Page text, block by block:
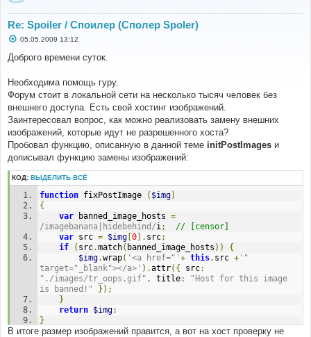
Re: Spoiler / Споилер (Сполер Spoler)
С
о
б
е
н
и
е
05.05.2009 13:12
Доброго времени суток.
Необходима помощь гуру.
Форум стоит в локальной сети на несколько тысяч человек без
внешнего доступа. Есть свой хостинг изображений.
Заинтересовал вопрос, как можно реализовать замену внешних
изображений, которые идут не разрешенного хоста?
Пробовал функцию, описанную в данной теме initPostImages и
дописывал функцию замены изображений:
КОД: ВЫДЕЛИТЬ ВСЁ
function fixPostImage ( $img)
{
var banned_image_hosts =
/imagebanana|hidebehind/i ;
// [censor]
var src = $img [0]. src;
if
( src.match( banned_image_hosts ))
{
$img.wrap( '<a href="'+ this. src + '"
target="_blank"></a>' ).attr({ src:
"./images/tr_oops.gif" , title:
"Host for this image
is banned!"
});
}
return $img;
}
В итоге размер изображений правится, а вот на хост проверку не